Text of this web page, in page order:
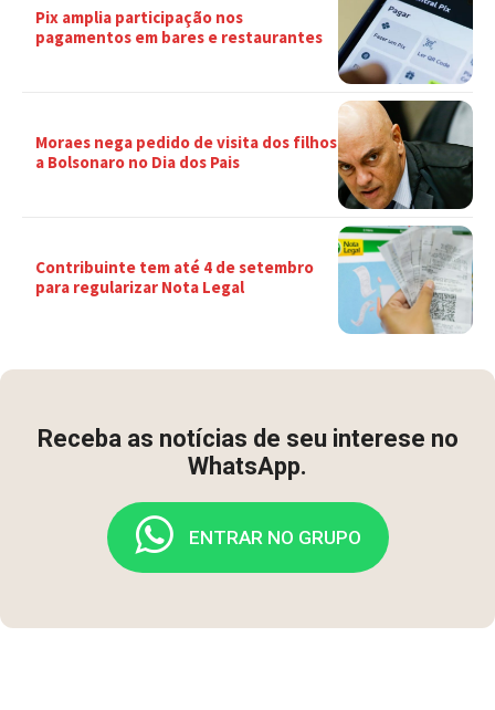
Pix amplia participação nos
pagamentos em bares e restaurantes
Moraes nega pedido de visita dos filhos
a Bolsonaro no Dia dos Pais
Contribuinte tem até 4 de setembro
para regularizar Nota Legal
Receba as notícias de seu interese no
WhatsApp.
ENTRAR NO GRUPO